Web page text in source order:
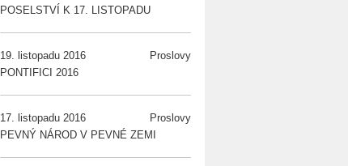
POSELSTVÍ K 17. LISTOPADU
19. listopadu 2016
Proslovy
PONTIFICI 2016
17. listopadu 2016
Proslovy
PEVNÝ NÁROD V PEVNÉ ZEMI